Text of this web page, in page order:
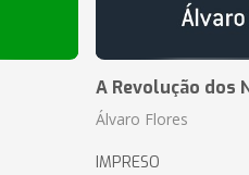
A Revolução dos
Álvaro Flores
IMPRESO